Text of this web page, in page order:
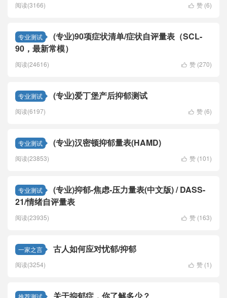
 赞 (6)
阅读(3166)
专业测试
(专业)90项症状清单/症状自评量表（SCL-
90，最新常模）
 赞 (270)
阅读(24616)
专业测试 (专业)爱丁堡产后抑郁测试
 赞 (6)
阅读(6197)
专业测试 (专业)汉密顿抑郁量表(HAMD)
 赞 (101)
阅读(23853)
专业测试
(专业)抑郁-焦虑-压力量表(中文版) / DASS-
21/情绪自评量表
 赞 (163)
阅读(23935)
一家之言 古人如何应对忧郁/抑郁
 赞 (1)
阅读(3254)
推荐测试